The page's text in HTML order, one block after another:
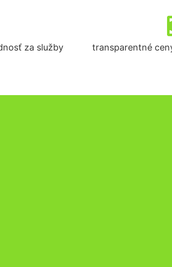
za služby transparentné